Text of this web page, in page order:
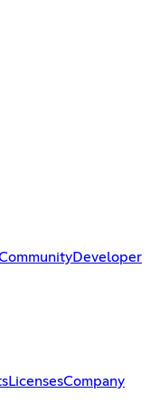
Developer
LicensesCompany